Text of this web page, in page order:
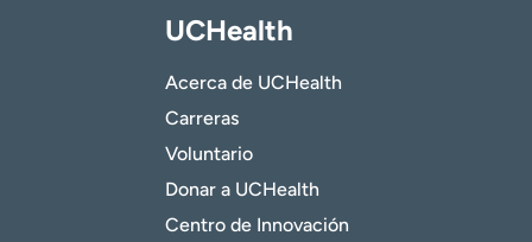
UCHealth
Acerca de UCHealth
Carreras
Voluntario
Donar a UCHealth
Centro de Innovación